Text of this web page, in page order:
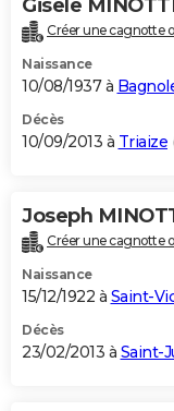
Gisele
Créer une cagnotte
Naissance
10/08/1937 à
Décès
10/09/2013 à Triaize
Joseph
Créer une cagnotte
Naissance
15/12/1922 à Saint-
Décès
23/02/2013 à Saint-